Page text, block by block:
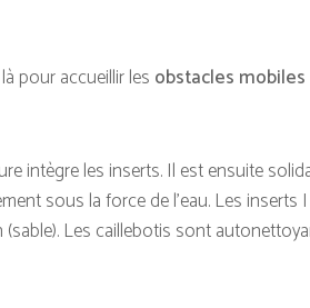
pour accueillir les obstacles
intègre les inserts. Il est ensuite
sous la force de l’eau. Les
Les caillebotis sont